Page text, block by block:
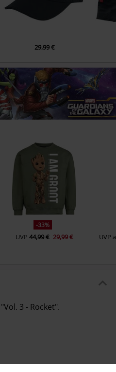
29,99 €
-33%
UVP 44,99 € 29,99 € UVP
3 - Rocket".